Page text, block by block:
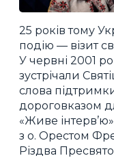
25 років тому
подію — візит
У червні 2001
зустрічали
слова
дороговказом
«Живе
з о. Орестом
Різдва